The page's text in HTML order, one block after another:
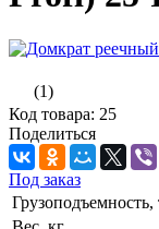
(1)
Код товара: 25
Поделиться
Под заказ
Грузоподъемность,